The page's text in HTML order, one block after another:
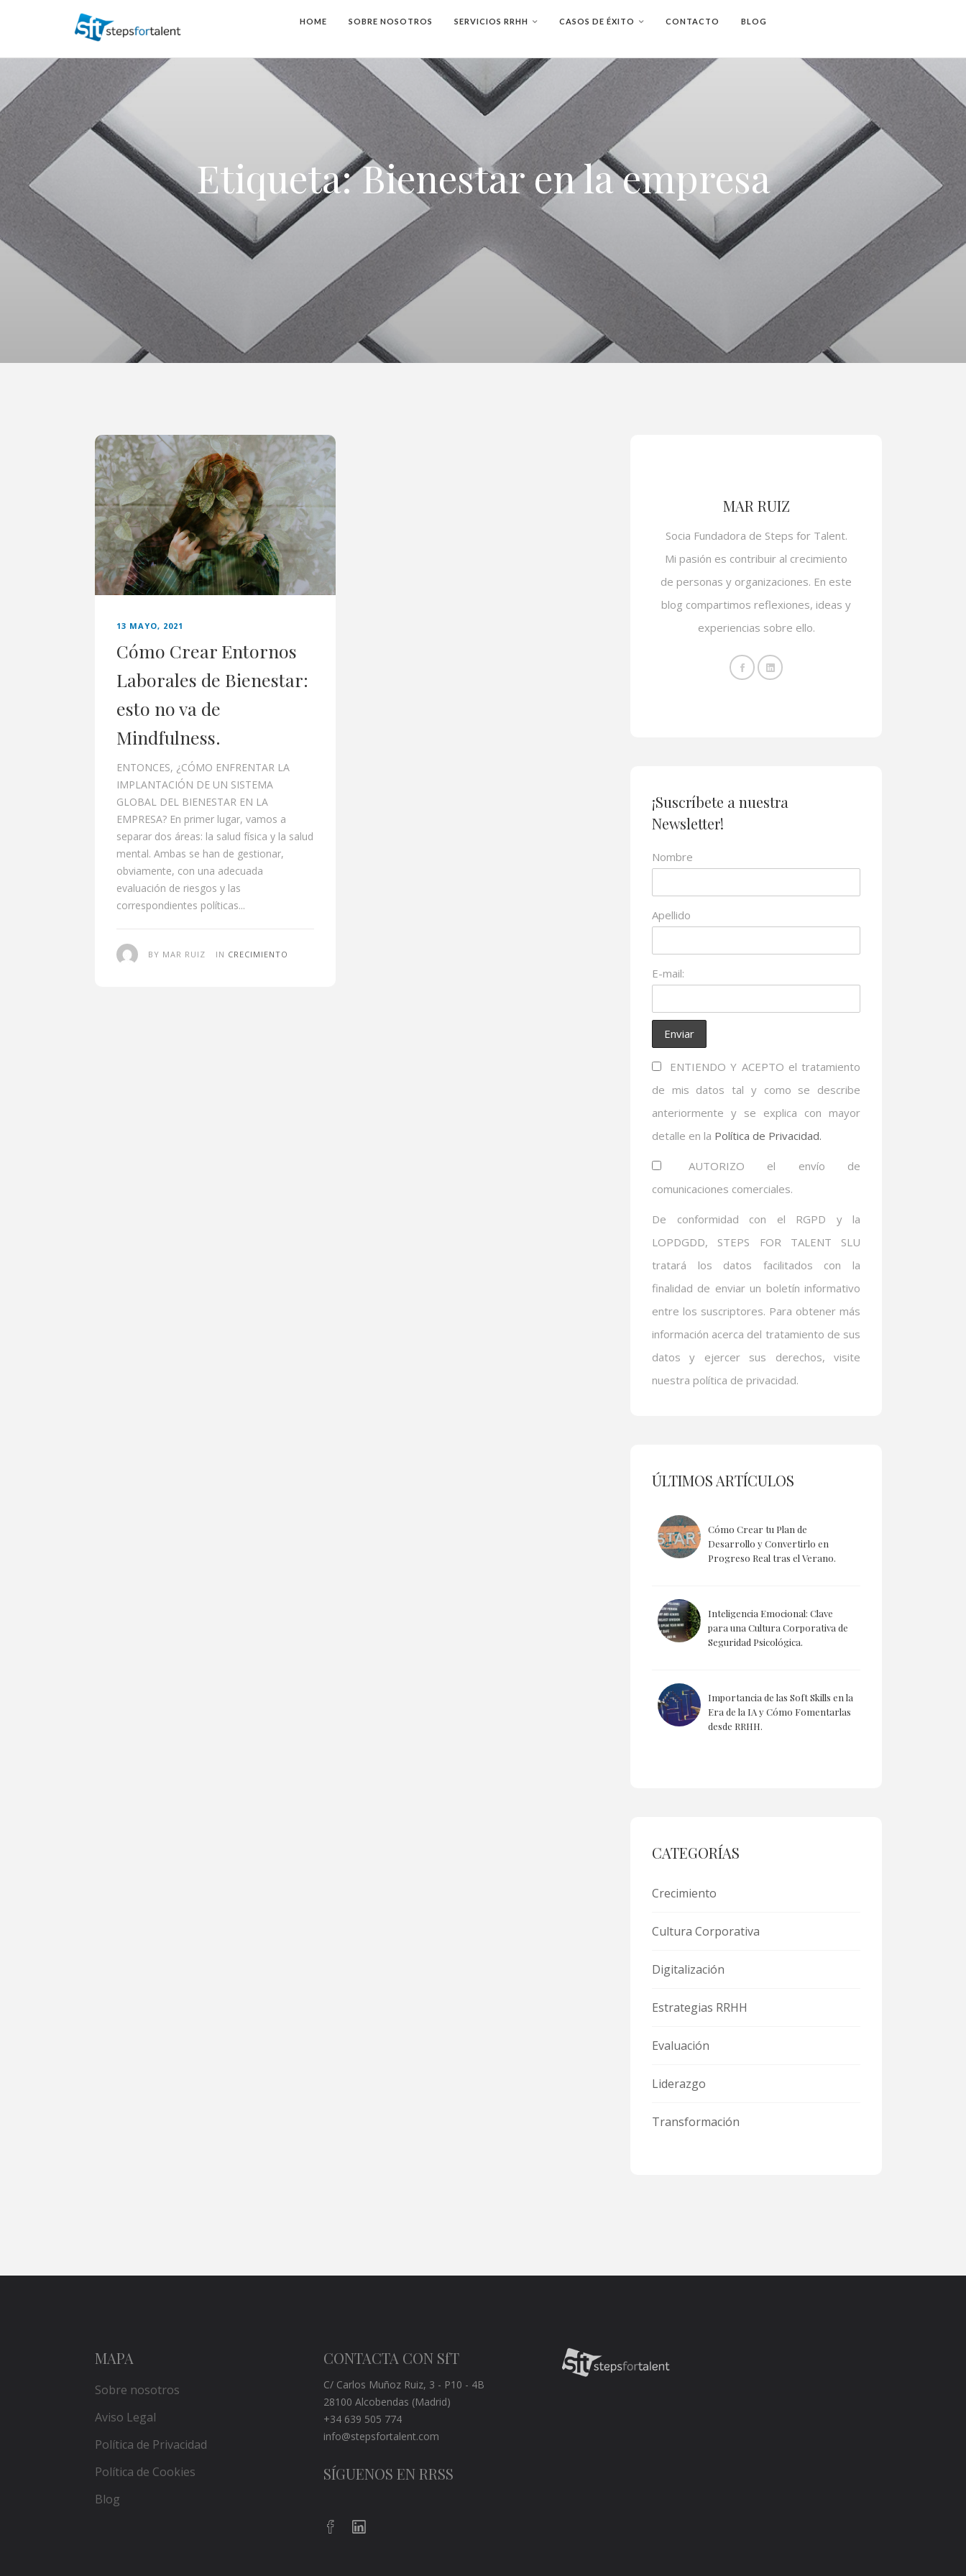
HOME SOBRE NOSOTROS SERVICIOS RRHH CASOS DE ÉXITO CONTACTO BLOG
Etiqueta:Bienestar en la empresa
13 MAYO, 2021
Cómo Crear Entornos
Laborales de Bienestar:
esto no va de
Mindfulness.
ENTONCES, ¿CÓMO ENFRENTAR LA
IMPLANTACIÓN DE UN SISTEMA
GLOBAL DEL BIENESTAR EN LA
EMPRESA? En primer lugar, vamos a
separar dos áreas: la salud física y la salud
mental. Ambas se han de gestionar,
obviamente, con una adecuada
evaluación de riesgos y las
correspondientes políticas...
BY MAR RUIZ IN CRECIMIENTO
MAR RUIZ
Socia Fundadora de Steps for Talent.
Mi pasión es contribuir al crecimiento
de personas y organizaciones. En este
blog compartimos reflexiones, ideas y
experiencias sobre ello.
¡Suscríbete a nuestra
Newsletter!
Nombre
Apellido
E-mail:
ENTIENDO Y ACEPTO el tratamiento
de mis datos tal y como se describe
anteriormente y se explica con mayor
detalle en la Política de Privacidad.
AUTORIZO el envío de
comunicaciones comerciales.
De conformidad con el RGPD y la
LOPDGDD, STEPS FOR TALENT SLU
tratará los datos facilitados con la
finalidad de enviar un boletín informativo
entre los suscriptores. Para obtener más
información acerca del tratamiento de sus
datos y ejercer sus derechos, visite
nuestra política de privacidad.
ÚLTIMOS ARTÍCULOS
Cómo Crear tu Plan de
Desarrollo y Convertirlo en
Progreso Real tras el Verano.
Inteligencia Emocional: Clave
para una Cultura Corporativa de
Seguridad Psicológica.
Importancia de las Soft Skills en la
Era de la IA y Cómo Fomentarlas
desde RRHH.
CATEGORÍAS
Crecimiento
Cultura Corporativa
Digitalización
Estrategias RRHH
Evaluación
Liderazgo
Transformación
MAPA
Sobre nosotros
Aviso Legal
Política de Privacidad
Política de Cookies
Blog
CONTACTA CON SfT
C/ Carlos Muñoz Ruiz, 3 - P10 - 4B
28100 Alcobendas (Madrid)
+34 639 505 774
info@stepsfortalent.com
SÍGUENOS EN RRSS